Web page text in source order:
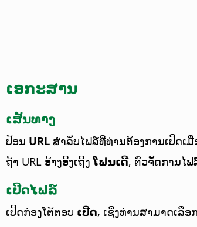
ເອກະສານ
ເສັ້ນທາງ
ປ້ອນ URL ສຳລັບໄຟລ໌ທີ່ທ່ານຕ້ອງການເປີດເ
ຖ້າ URL ອ້າງອີງເຖິງໂຟນເດີ, ຕົວຈັດການໄຟ
ເປີດໄຟລ໌
ເປີດກ່ອງໂຕ້ຕອບ ເປີດ, ເຊິ່ງທ່ານສາມາດເລືອ